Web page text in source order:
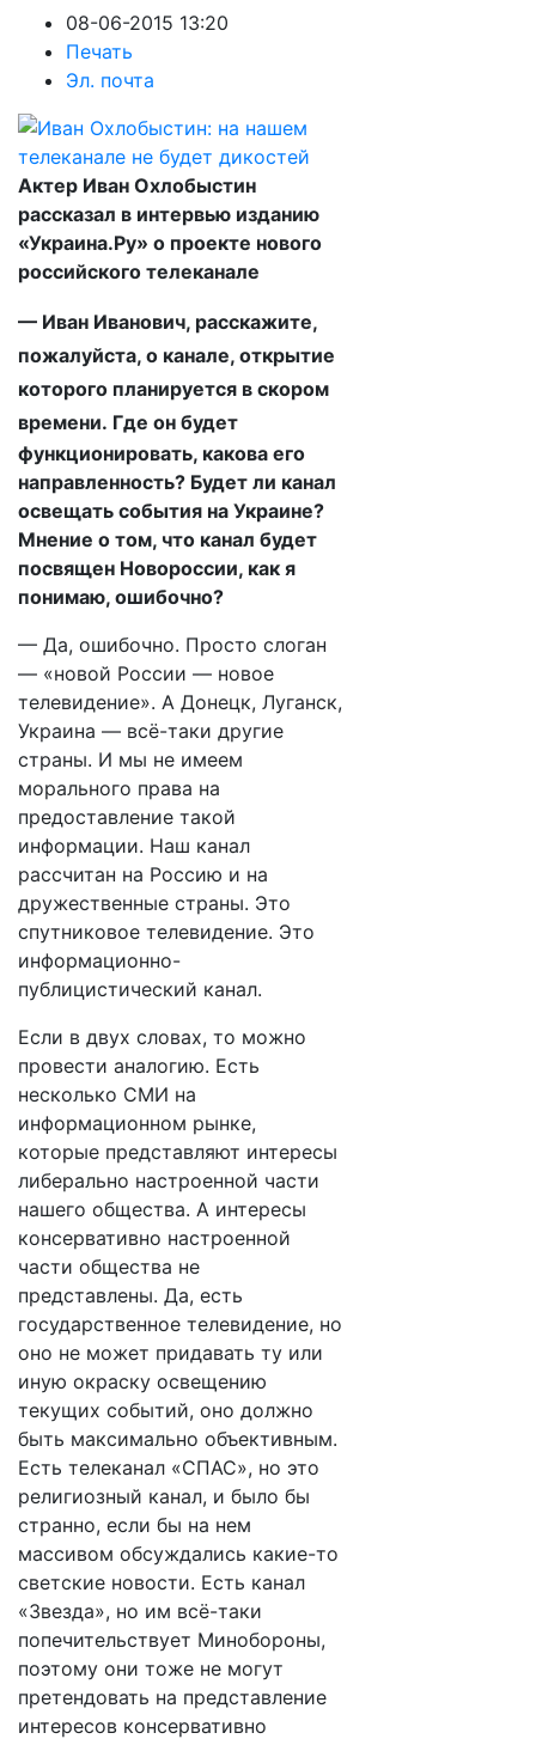
08-06-2015 13:20
Печать
Эл. почта
Актер Иван Охлобыстин
рассказал в интервью изданию
«Украина.Ру» о проекте нового
российского телеканале
— Иван Иванович, расскажите,
пожалуйста, о канале, открытие
которого планируется в скором
времени. Где он будет
функционировать, какова его
направленность? Будет ли канал
освещать события на Украине?
Мнение о том, что канал будет
посвящен Новороссии, как я
понимаю, ошибочно?
— Да, ошибочно. Просто слоган
— «новой России — новое
телевидение». А Донецк, Луганск,
Украина — всё-таки другие
страны. И мы не имеем
морального права на
предоставление такой
информации. Наш канал
рассчитан на Россию и на
дружественные страны. Это
спутниковое телевидение. Это
информационно-
публицистический канал.
Если в двух словах, то можно
провести аналогию. Есть
несколько СМИ на
информационном рынке,
которые представляют интересы
либерально настроенной части
нашего общества. А интересы
консервативно настроенной
части общества не
представлены. Да, есть
государственное телевидение, но
оно не может придавать ту или
иную окраску освещению
текущих событий, оно должно
быть максимально объективным.
Есть телеканал «СПАС», но это
религиозный канал, и было бы
странно, если бы на нем
массивом обсуждались какие-то
светские новости. Есть канал
«Звезда», но им всё-таки
попечительствует Минобороны,
поэтому они тоже не могут
претендовать на представление
интересов консервативно